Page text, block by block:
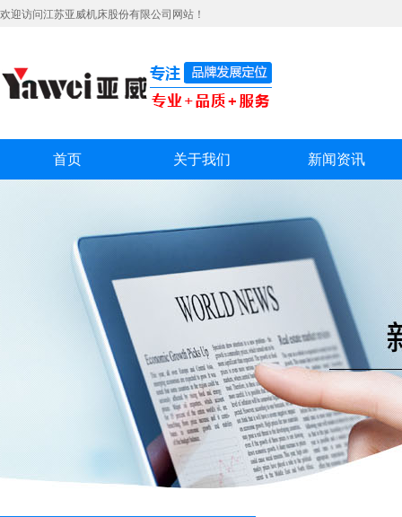
欢迎访问江苏亚威机床股份有限公司网站！
首页 关于我们 新闻资讯